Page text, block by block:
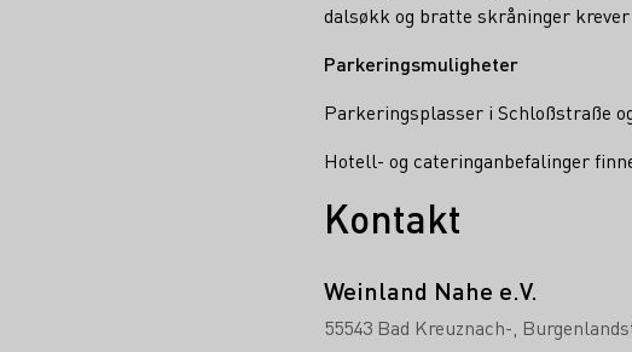
dalsøkk og bratte skråninger krever
Parkeringsmuligheter
Parkeringsplasser i Schloßstraße
Hotell- og cateringanbefalinger
Kontakt
Weinland Nahe e.V.
55543 Bad Kreuznach-